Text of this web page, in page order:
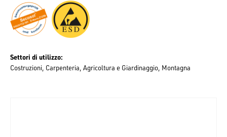
Settori di utilizzo
Costruzioni Carpenteria Agricoltura e Giardinaggio Montagna